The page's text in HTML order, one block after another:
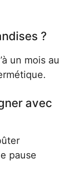
?
un mois au
avec
pause